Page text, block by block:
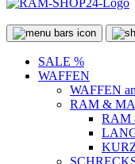
SALE %
WAFFEN
WAFFEN
RAM &
RAM